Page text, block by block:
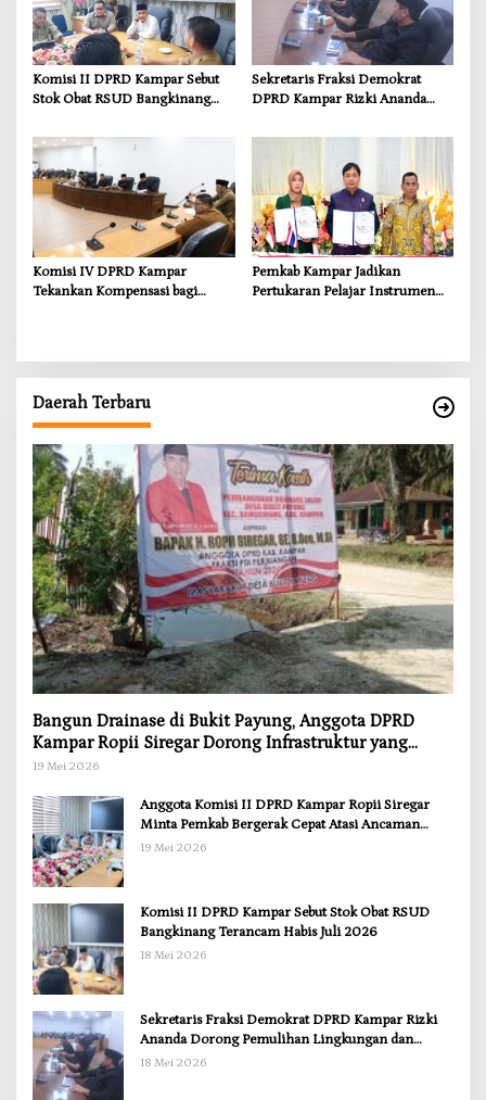
Komisi II DPRD Kampar Sebut
Stok Obat RSUD Bangkinang
Sekretaris Fraksi Demokrat
DPRD Kampar Rizki Ananda
dan Kompensasi untuk Warga
Komisi IV DPRD Kampar
Tekankan Kompensasi bagi
Pemkab Kampar Jadikan
Pertukaran Pelajar Instrumen
Daerah Terbaru
Bangun Drainase di Bukit Payung, Anggota DPRD
Kampar Ropii Siregar Dorong Infrastruktur yang
Menyentuh Kebutuhan Dasar
19 Mei 2026
Anggota Komisi II DPRD Kampar Ropii Siregar
Minta Pemkab Bergerak Cepat Atasi Ancaman
Kekosongan Obat demi Wujudkan Kampar Dihati
19 Mei 2026
Komisi II DPRD Kampar Sebut Stok Obat RSUD
Bangkinang Terancam Habis Juli 2026
18 Mei 2026
Sekretaris Fraksi Demokrat DPRD Kampar Rizki
Ananda Dorong Pemulihan Lingkungan dan
Kompensasi untuk Warga Sungai Tapung
18 Mei 2026